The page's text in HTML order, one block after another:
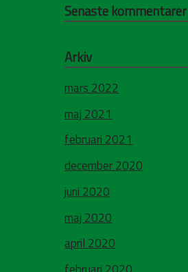
Senaste kommentarer
Arkiv
mars 2022
maj 2021
februari 2021
december 2020
juni 2020
maj 2020
april 2020